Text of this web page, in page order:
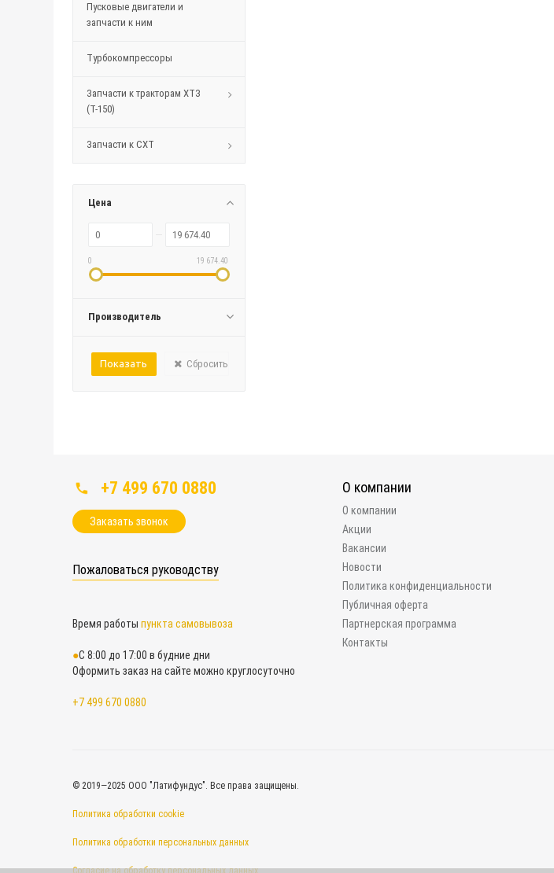
Пусковые двигатели и
запчасти к ним
Турбокомпрессоры
Запчасти к тракторам ХТЗ
(Т-150)
Запчасти к СХТ
Цена
0 19 674.40
Производитель
Сбросить
+7 499 670 0880
Заказать звонок
Пожаловаться руководству
Время работы пункта самовывоза
С 8:00 до 17:00 в будние дни
Оформить заказ на сайте можно круглосуточно
+7 499 670 0880
О компании
О компании
Акции
Вакансии
Новости
Политика конфиденциальности
Публичная оферта
Партнерская программа
Контакты
© 2019—2025 ООО "Латифундус". Все права защищены.
Политика обработки cookie
Политика обработки персональных данных